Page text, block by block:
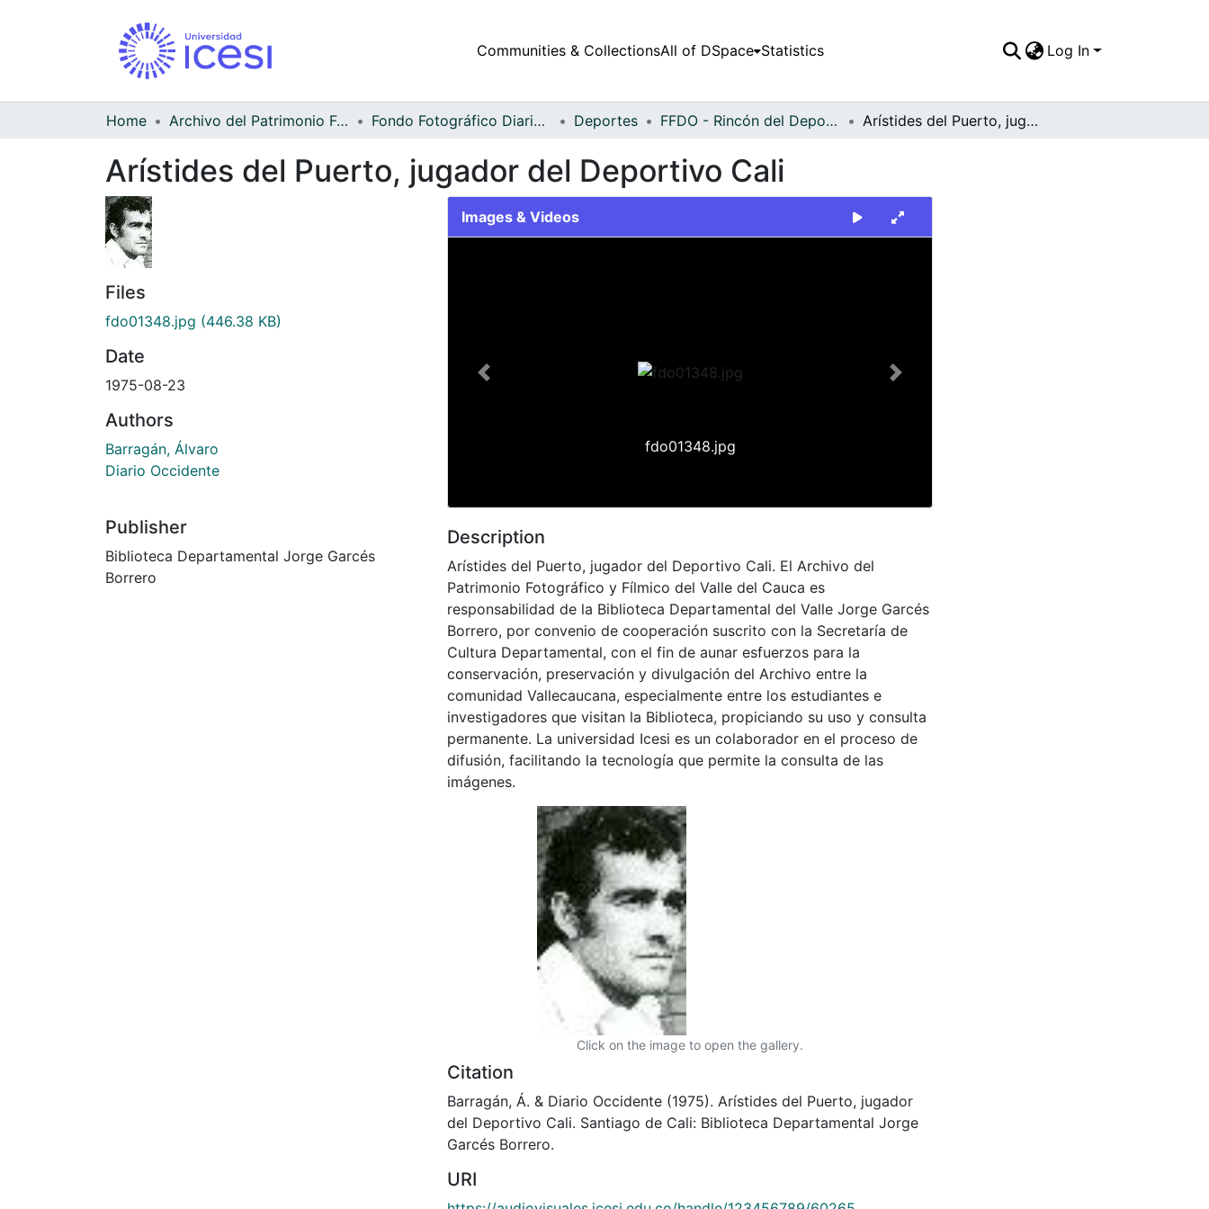
Communities & CollectionsAll of DSpace Statistics Log In
Home Archivo del Patrimonio Fotográfico y Fílmico del Valle del Cauca Fondo Fotográfico Diario Occidente Deportes FFDO - Rincón del Deportivo Cali - Patrimonial Arístides del Puerto, jugador del Deportivo Cali
Arístides del Puerto, jugador del Deportivo Cali
Files
fdo01348.jpg (446.38 KB)
Date
1975-08-23
Authors
Barragán, Álvaro
Diario Occidente
Publisher
Biblioteca Departamental Jorge Garcés
Borrero
Images & Videos
fdo01348.jpg
Previous Next
Description
Arístides del Puerto, jugador del Deportivo Cali. El Archivo del
Patrimonio Fotográfico y Fílmico del Valle del Cauca es
responsabilidad de la Biblioteca Departamental del Valle Jorge Garcés
Borrero, por convenio de cooperación suscrito con la Secretaría de
Cultura Departamental, con el fin de aunar esfuerzos para la
conservación, preservación y divulgación del Archivo entre la
comunidad Vallecaucana, especialmente entre los estudiantes e
investigadores que visitan la Biblioteca, propiciando su uso y consulta
permanente. La universidad Icesi es un colaborador en el proceso de
difusión, facilitando la tecnología que permite la consulta de las
imágenes.
Click on the image to open the gallery.
Citation
Barragán, Á. & Diario Occidente (1975). Arístides del Puerto, jugador
del Deportivo Cali. Santiago de Cali: Biblioteca Departamental Jorge
Garcés Borrero.
URI